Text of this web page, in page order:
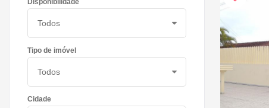
Disponibilidade
Tipo de imóvel
Cidade